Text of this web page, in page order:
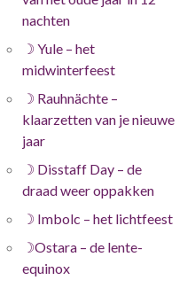
nachten
☽ Yule – het
midwinterfeest
☽ Rauhnächte –
klaarzetten van je nieuwe
jaar
☽ Disstaff Day – de
draad weer oppakken
☽ Imbolc – het lichtfeest
☽Ostara – de lente-
equinox